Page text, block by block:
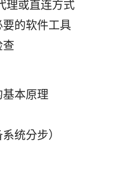
理或直连方式
的软件工具
查
本原理
统分步）